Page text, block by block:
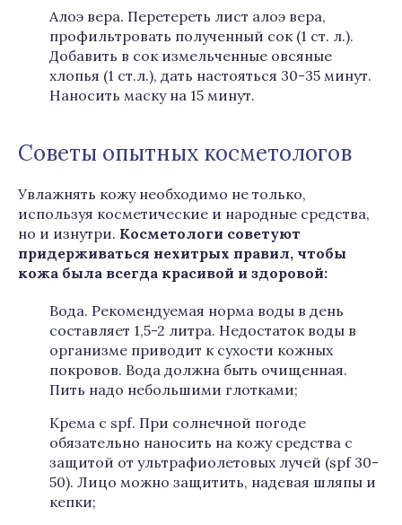
Алоэ вера. Перетереть лист алоэ вера,
профильтровать полученный сок (1 ст. л.).
Добавить в сок измельченные овсяные
хлопья (1 ст.л.), дать настояться 30-35 минут.
Наносить маску на 15 минут.
Советы опытных косметологов
Увлажнять кожу необходимо не только,
используя косметические и народные средства,
но и изнутри. Косметологи советуют
придерживаться нехитрых правил, чтобы
кожа была всегда красивой и здоровой:
Вода. Рекомендуемая норма воды в день
составляет 1,5-2 литра. Недостаток воды в
организме приводит к сухости кожных
покровов. Вода должна быть очищенная.
Пить надо небольшими глотками;
Крема с spf. При солнечной погоде
обязательно наносить на кожу средства с
защитой от ультрафиолетовых лучей (spf 30-
50). Лицо можно защитить, надевая шляпы и
кепки;